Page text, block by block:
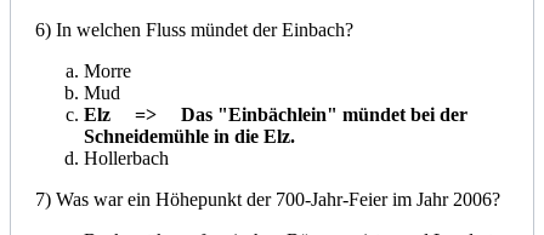
6) In welchen Fluss mündet der Einbach?
Morre
Mud
Elz => Das "Einbächlein" mündet bei der
Schneidemühle in die Elz.
Hollerbach
7) Was war ein Höhepunkt der 700-Jahr-Feier im Jahr 2006?